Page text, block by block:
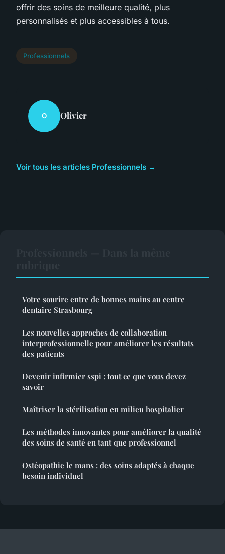
offrir des soins de meilleure qualité, plus
personnalisés et plus accessibles à tous.
Professionnels
O Olivier
Voir tous les articles Professionnels →
Votre sourire entre de bonnes mains au centre
dentaire Strasbourg
Les nouvelles approches de collaboration
interprofessionnelle pour améliorer les résultats
des patients
Devenir infirmier sspi : tout ce que vous devez
savoir
Maîtriser la stérilisation en milieu hospitalier
Les méthodes innovantes pour améliorer la qualité
des soins de santé en tant que professionnel
Ostéopathie le mans : des soins adaptés à chaque
besoin individuel